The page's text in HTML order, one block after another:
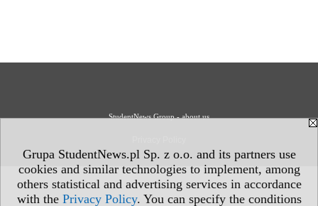
Grupa StudentNews.pl Sp. z o.o. and its partners use
cookies and similar technologies to implement, among
others statistical and advertising services in accordance
with the Privacy Policy. You can specify the conditions
StudentNews Group - about us